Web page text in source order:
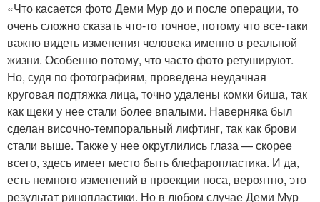
«Что касается фото Деми Мур до и после операции, то
очень сложно сказать что-то точное, потому что все-таки
важно видеть изменения человека именно в реальной
жизни. Особенно потому, что часто фото ретушируют.
Но, судя по фотографиям, проведена неудачная
круговая подтяжка лица, точно удалены комки биша, так
как щеки у нее стали более впалыми. Наверняка был
сделан височно-темпоральный лифтинг, так как брови
стали выше. Также у нее округлились глаза — скорее
всего, здесь имеет место быть блефаропластика. И да,
есть немного изменений в проекции носа, вероятно, это
результат ринопластики. Но в любом случае Деми Мур